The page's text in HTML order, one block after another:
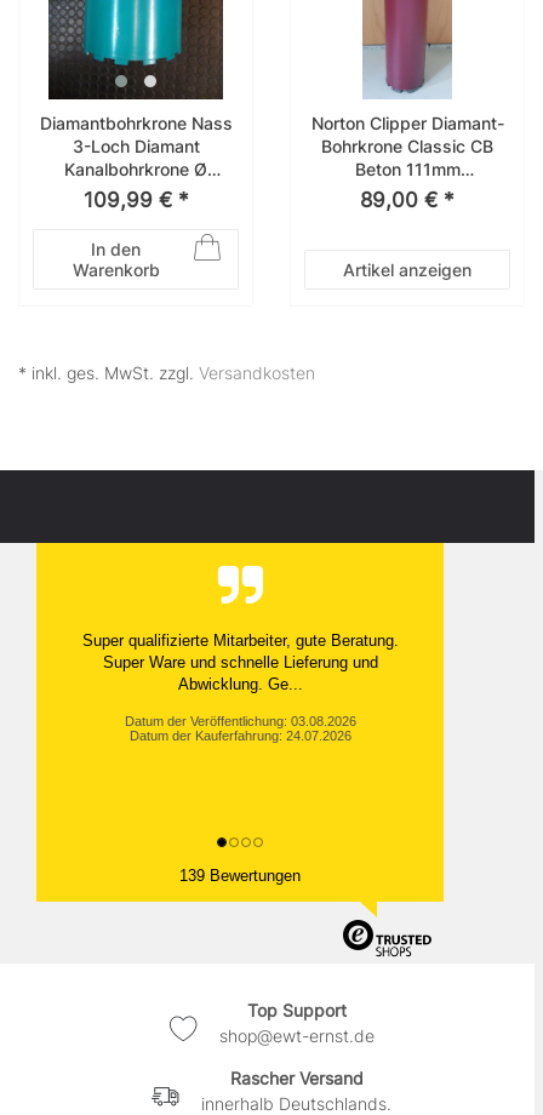
Diamantbohrkrone Nass
3-Loch Diamant
Kanalbohrkrone Ø
212mm 310mm Nutzlä.
109,99 € *
In den
Warenkorb
Norton Clipper Diamant-
Bohrkrone Classic CB
Beton 111mm
70184613212
89,00 € *
Artikel anzeigen
* inkl. ges. MwSt. zzgl. Versandkosten
Super qualifizierte Mitarbeiter, gute Beratung.
Super Ware und schnelle Lieferung und
Abwicklung. Ge...
Datum der Veröffentlichung: 03.08.2026
Datum der Kauferfahrung: 24.07.2026
139 Bewertungen
Top Support
shop@ewt-ernst.de
Rascher Versand
innerhalb Deutschlands.